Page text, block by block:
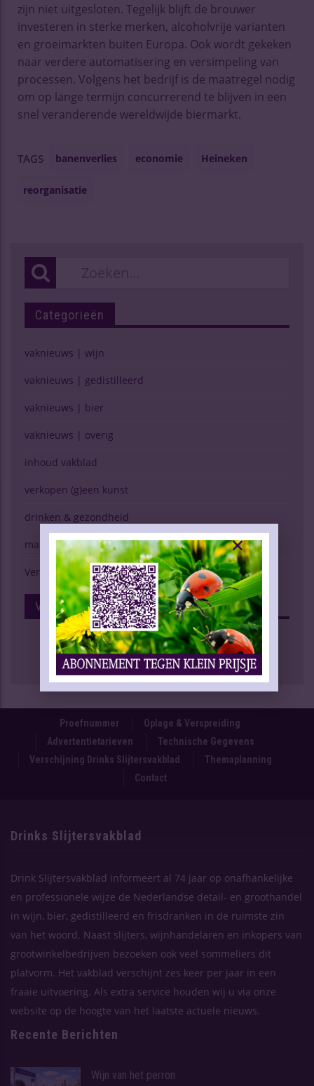
zijn niet uitgesloten. Tegelijk blijft de brouwer
investeren in sterke merken, alcoholvrije varianten
en groeimarkten buiten Europa. Ook wordt gekeken
naar verdere automatisering en versimpeling van
processen. Volgens het bedrijf is de maatregel nodig
om op lange termijn concurrerend te blijven in een
snel veranderende wereldwijde biermarkt.
TAGS banenverlies economie Heineken
reorganisatie
Categorieën
vaknieuws | wijn
vaknieuws | gedistilleerd
vaknieuws | bier
vaknieuws | overig
inhoud vakblad
verkopen (g)een kunst
drinken & gezondheid
marktspiegel
Verschijning Drinks Slijtersvakblad
Volg Ons Op Facebook
Proefnummer
Oplage & Verspreiding
Advertentietarieven
Technische Gegevens
Verschijning Drinks Slijtersvakblad
Themaplanning
Contact
Drinks Slijtersvakblad
Drink Slijtersvakblad informeert al 74 jaar op onafhankelijke
en professionele wijze de Nederlandse detail- en groothandel
in wijn, bier, gedistilleerd en frisdranken in de ruimste zin
van het woord. Naast slijters, wijnhandelaren en inkopers van
grootwinkelbedrijven bezoeken ook veel sommeliers dit
platvorm. Het vakblad verschijnt zes keer per jaar in een
fraaie uitvoering. Als extra service houden wij u via onze
website op de hoogte van het laatste actuele nieuws.
Recente Berichten
Wijn van het perron